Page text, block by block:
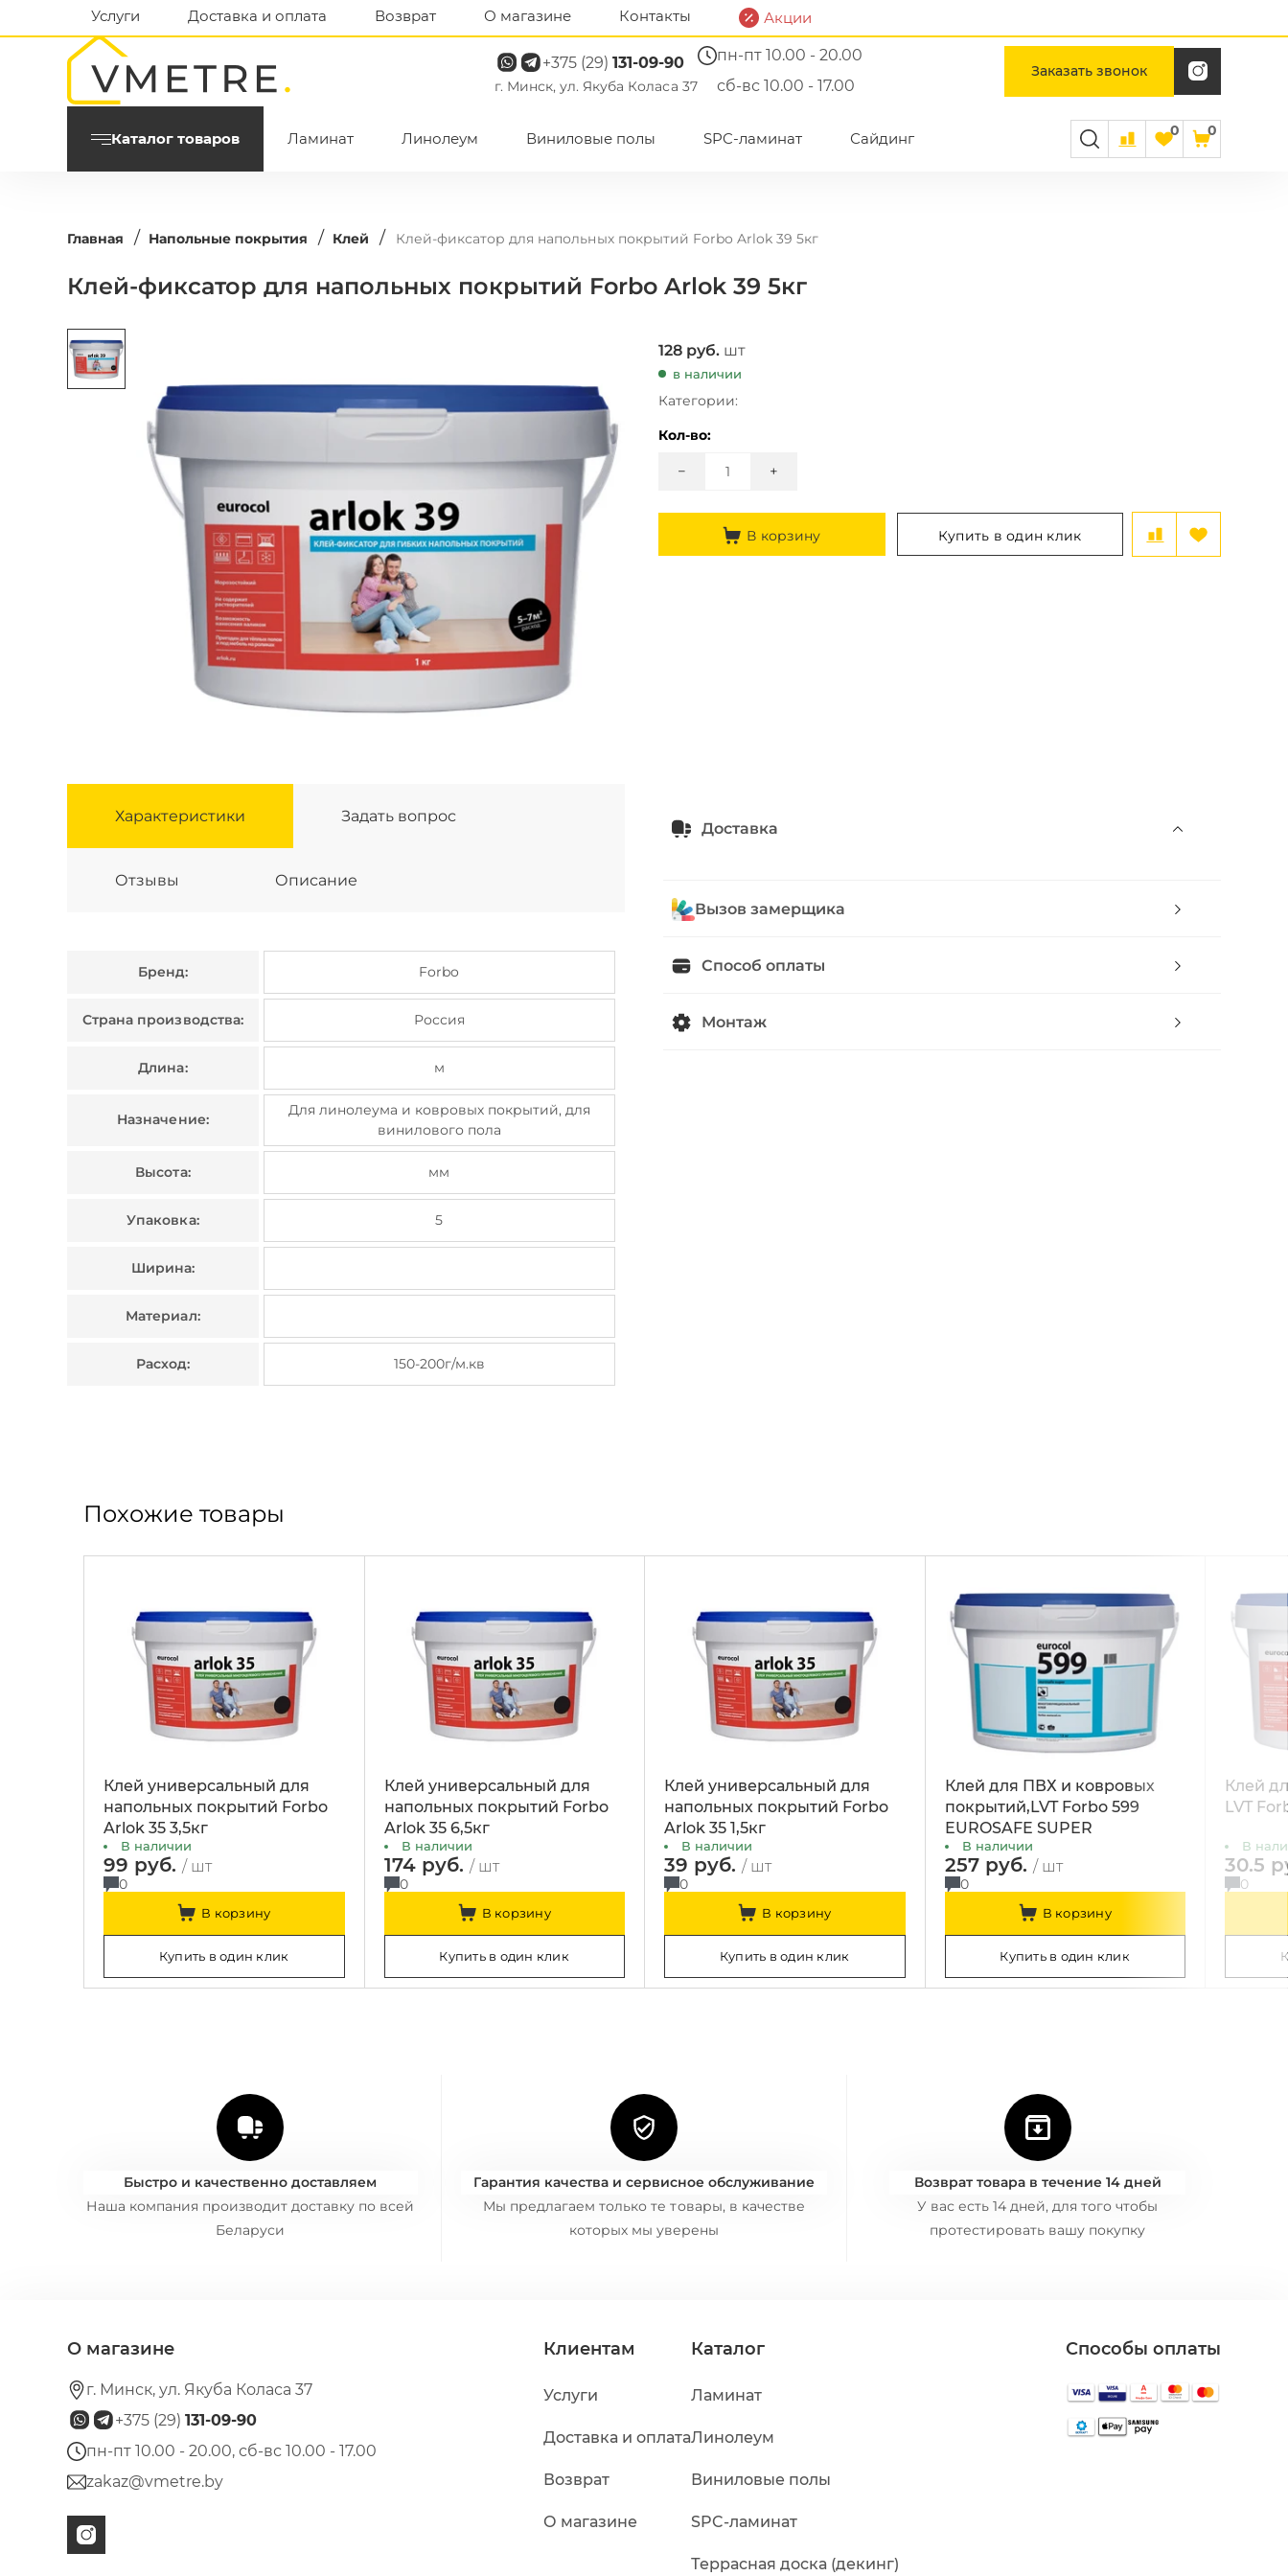
Услуги Доставка и оплата Возврат О магазине Контакты Акции
+375 (29)131-09-90
г. Минск, ул. Якуба Коласа 37
пн-пт 10.00 - 20.00
сб-вс 10.00 - 17.00
Заказать звонок
Каталог товаров Ламинат Линолеум Виниловые полы SPC-ламинат Сайдинг 0 0
Главная / Напольные покрытия / Клей / Клей-фиксатор для напольных покрытий Forbo Arlok 39 5кг
Клей-фиксатор для напольных покрытий Forbo Arlok 39 5кг
128 руб. шт
в наличии
Категории:
Кол-во:
+
−
В корзину Купить в один клик
Доставка
Вызов замерщика
Способ оплаты
Монтаж
Характеристики Задать вопрос
Отзывы Описание
Бренд: Forbo
Страна производства: Россия
Длина: м
Назначение:
Для линолеума и ковровых покрытий, для
винилового пола
Высота: мм
Упаковка: 5
Ширина:
Материал:
Расход: 150-200г/м.кв
Похожие товары
Клей универсальный для
напольных покрытий Forbo
Arlok 35 3,5кг
В наличии
99 руб./ шт
0
В корзину
Купить в один клик
Клей универсальный для
напольных покрытий Forbo
Arlok 35 6,5кг
В наличии
174 руб. / шт
0
В корзину
Купить в один клик
Клей универсальный для
напольных покрытий Forbo
Arlok 35 1,5кг
В наличии
39 руб./ шт
0
В корзину
Купить в один клик
Клей для ПВХ и ковровых
покрытий,LVT Forbo 599
EUROSAFE SUPER
В наличии
257 руб. / шт
0
В корзину
Купить в один клик
Клей
LVT
В
30.5
0
Быстро и качественно доставляем
Наша компания производит доставку по всей
Беларуси
Гарантия качества и сервисное обслуживание
Мы предлагаем только те товары, в качестве
которых мы уверены
Возврат товара в течение 14 дней
У вас есть 14 дней, для того чтобы
протестировать вашу покупку
О магазине
г. Минск, ул. Якуба Коласа 37
+375 (29)131-09-90
пн-пт 10.00 - 20.00, сб-вс 10.00 - 17.00
zakaz@vmetre.by
Клиентам
Услуги
Доставка и оплата
Возврат
О магазине
Каталог
Ламинат
Линолеум
Виниловые полы
SPC-ламинат
Террасная доска (декинг)
Способы оплаты